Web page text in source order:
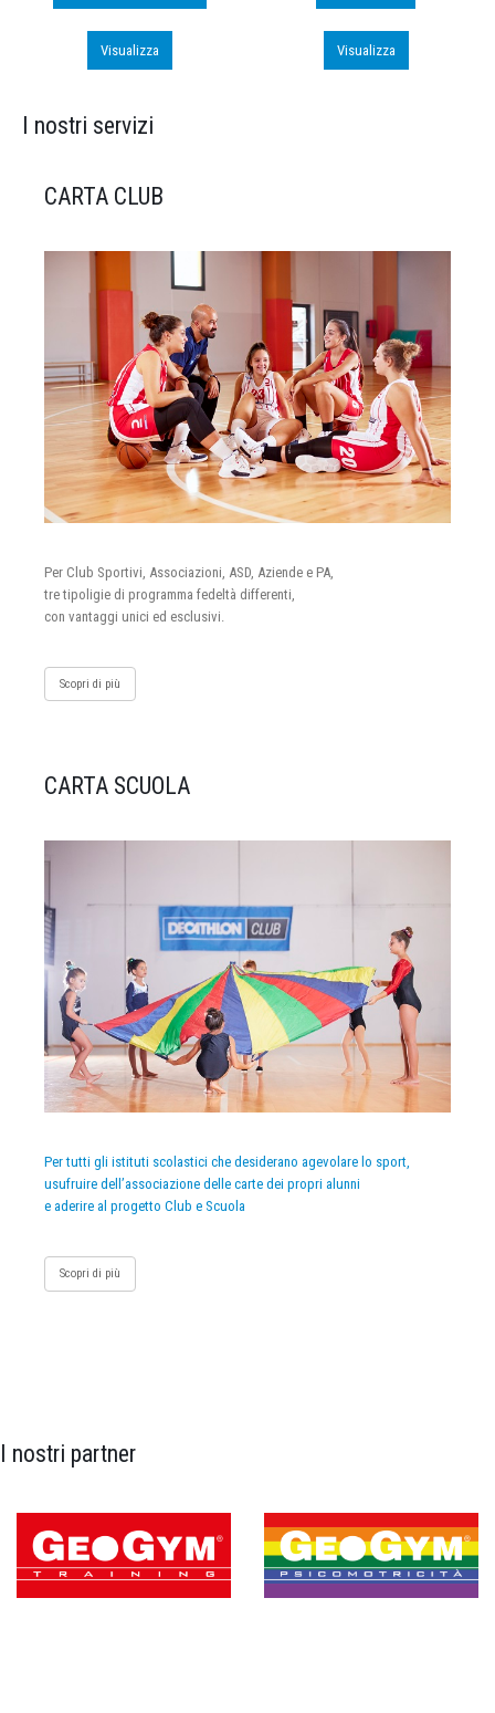
Visualizza Visualizza
I nostri servizi
CARTA CLUB
Per Club Sportivi, Associazioni, ASD, Aziende e PA,
tre tipoligie di programma fedeltà differenti,
con vantaggi unici ed esclusivi.
Scopri di più
CARTA SCUOLA
Per tutti gli istituti scolastici che desiderano agevolare lo sport,
usufruire dell’associazione delle carte dei propri alunni
e aderire al progetto Club e Scuola
Scopri di più
I nostri partner